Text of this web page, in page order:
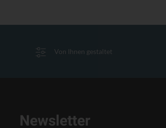
Von Ihnen gestaltet
Newsletter